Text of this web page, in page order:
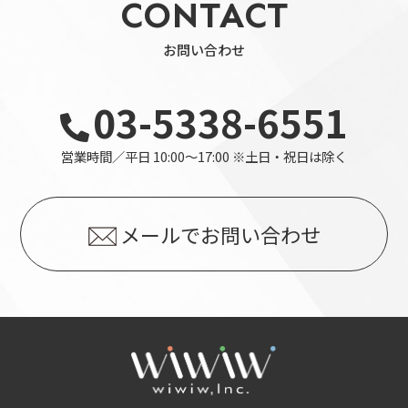
CONTACT
お問い合わせ
03-5338-6551
営業時間／平日 10:00～17:00 ※土日・祝日は除く
メールでお問い合わせ